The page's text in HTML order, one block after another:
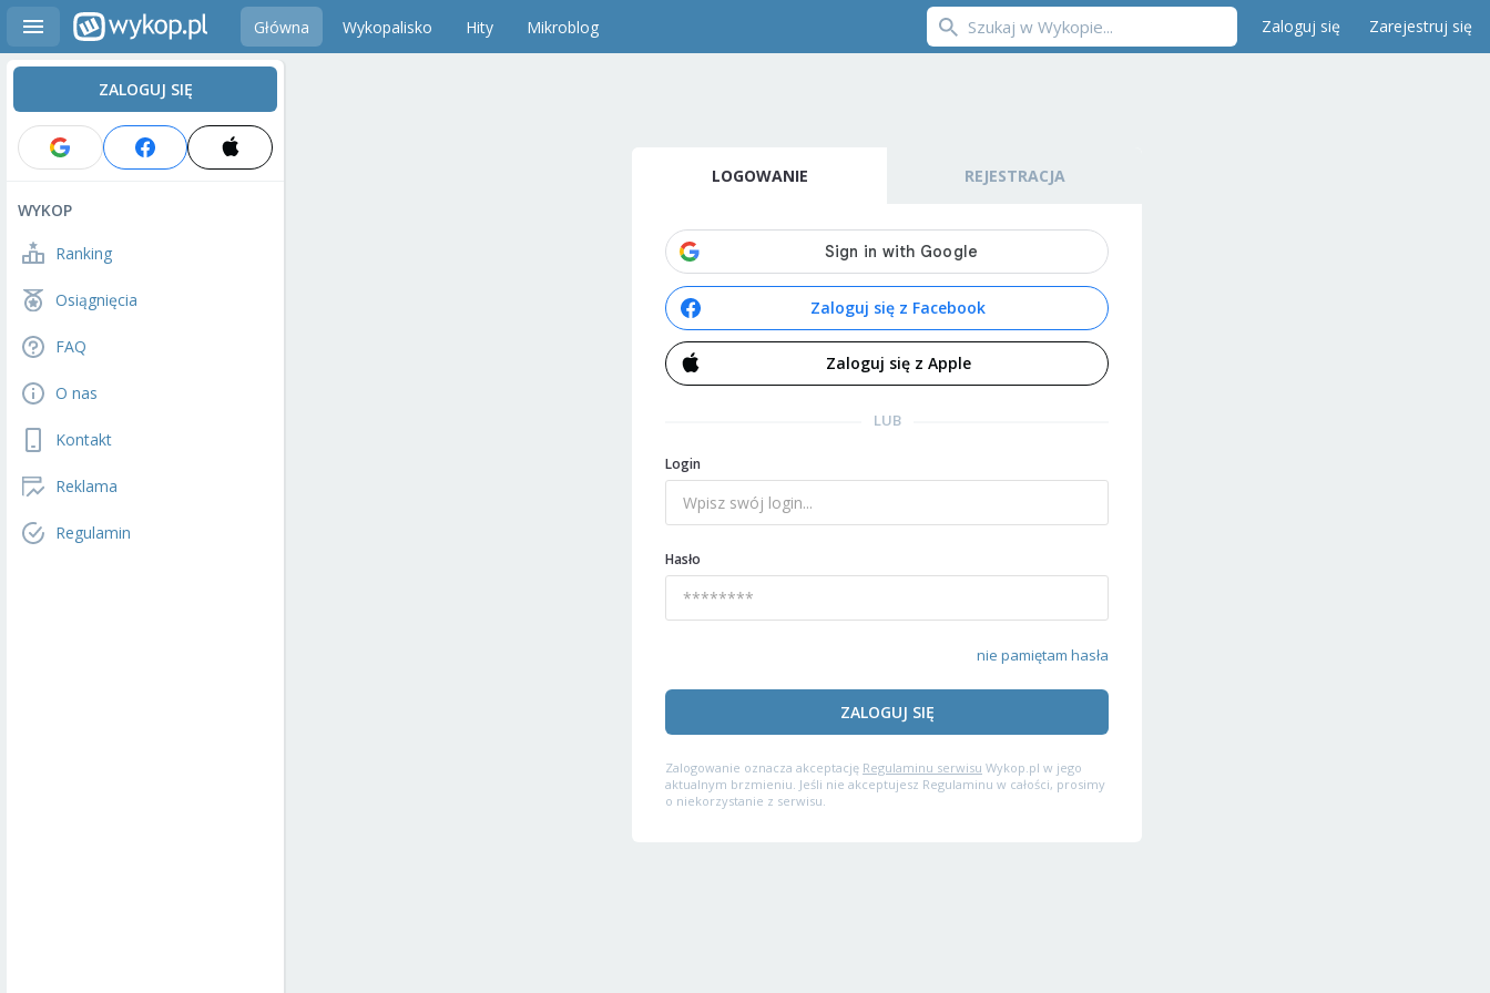
Główna Wykopalisko Hity Mikroblog Zaloguj się Zarejestruj się
ZALOGUJ SIĘ
WYKOP
Ranking
Osiągnięcia
FAQ
O nas
Kontakt
Reklama
Regulamin
LOGOWANIE REJESTRACJA
Zaloguj się z Facebook
Zaloguj się z Apple
LUB
Login
Hasło
nie pamiętam hasła
ZALOGUJ SIĘ
Zalogowanie oznacza akceptację Regulaminu serwisu Wykop.pl w jego
aktualnym brzmieniu. Jeśli nie akceptujesz Regulaminu w całości, prosimy
o niekorzystanie z serwisu.